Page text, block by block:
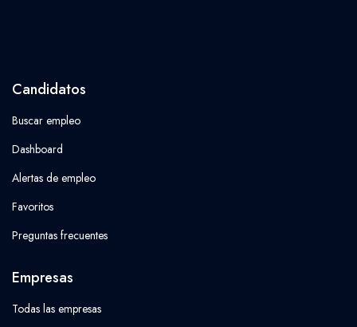
Candidatos
Buscar empleo
Dashboard
Alertas de empleo
Favoritos
Preguntas frecuentes
Empresas
Todas las empresas